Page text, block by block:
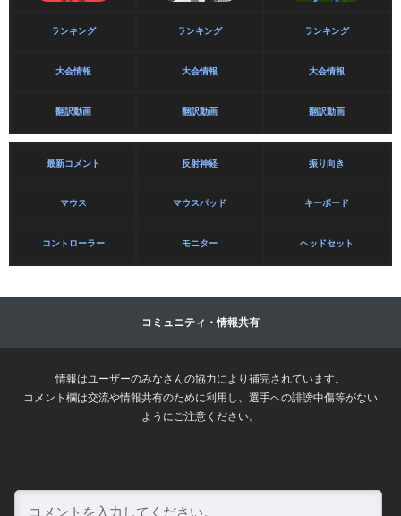
ランキング ランキング ランキング
大会情報 大会情報 大会情報
翻訳動画 翻訳動画 翻訳動画
最新コメント 反射神経 振り向き
マウス マウスパッド キーボード
コントローラー モニター ヘッドセット
コミュニティ・情報共有
情報はユーザーのみなさんの協力により補完されています。
コメント欄は交流や情報共有のために利用し、選手への誹謗中傷等がない
ようにご注意ください。